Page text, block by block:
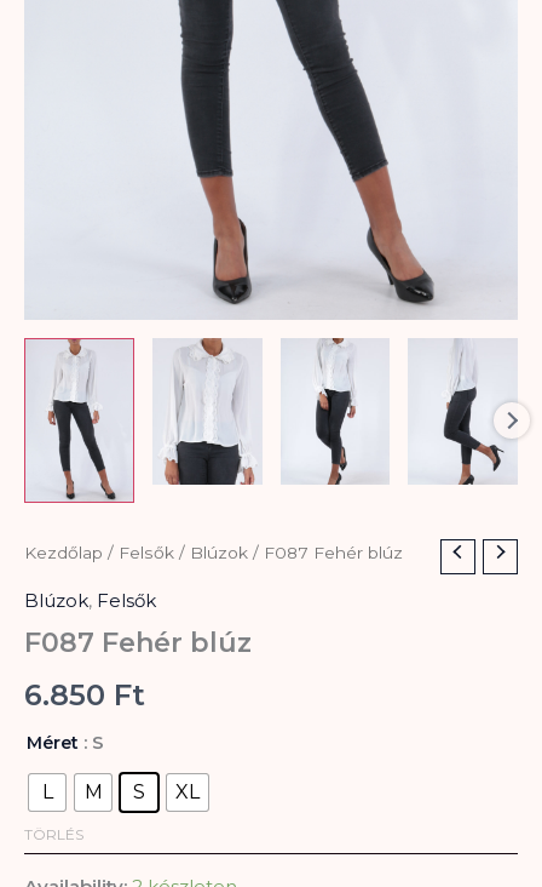
Kezdőlap / Felsők / Blúzok / F087 Fehér blúz
Blúzok, Felsők
F087 Fehér blúz
6.850 Ft
Méret : S
L M S XL
TÖRLÉS
F087
blúz